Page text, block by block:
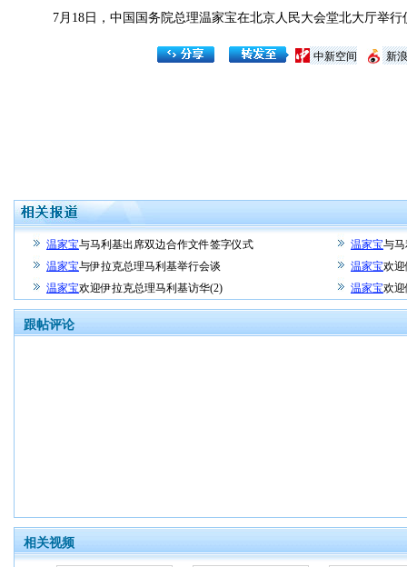
7月18日，中国国务院总理温家宝在北京人民大会堂北大厅举行
新
中新空间
温家宝与马利基出席双边合作文件签字仪式 温家宝与
温家宝与伊拉克总理马利基举行会谈 温家宝欢
温家宝欢迎伊拉克总理马利基访华(2) 温家宝欢
跟帖评论
相关视频